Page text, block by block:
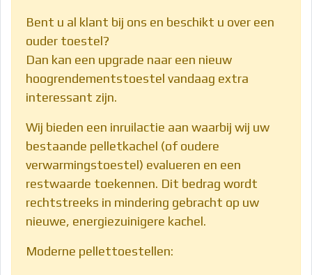
Bent u al klant bij ons en beschikt u over een
ouder toestel?
Dan kan een upgrade naar een nieuw
hoogrendementstoestel vandaag extra
interessant zijn.
Wij bieden een inruilactie aan waarbij wij uw
bestaande pelletkachel (of oudere
verwarmingstoestel) evalueren en een
restwaarde toekennen. Dit bedrag wordt
rechtstreeks in mindering gebracht op uw
nieuwe, energiezuinigere kachel.
Moderne pellettoestellen: